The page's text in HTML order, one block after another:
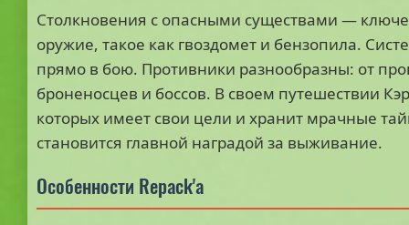
Столкновения с опасными существами —
оружие, такое как гвоздомет и бензопила.
прямо в бою. Противники разнообразны: от
броненосцев и боссов. В своем путешествии
которых имеет свои цели и хранит мрачные
становится главной наградой за выживание.
Особенности Repack'а